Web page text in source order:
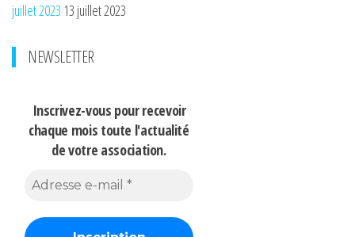
juillet 2023 13 juillet 2023
NEWSLETTER
Inscrivez-vous pour recevoir
chaque mois toute l'actualité
de votre association.